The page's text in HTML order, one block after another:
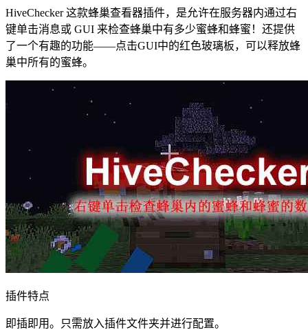
HiveChecker 这款蜂巢查看器插件，是允许在服务器内通过右
键单击消息或 GUI 来检查蜂巢中有多少蜜蜂和蜂蜜！还提供
了一个有趣的功能——点击GUI中的红色玻璃板，可以释放蜂
巢中所有的蜜蜂。
插件特点
即插即用。只需放入插件文件夹并进行配置。